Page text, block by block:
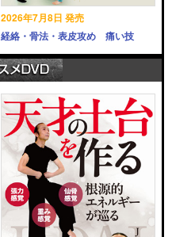
2026年7月8日 発売
経絡・骨法・表皮攻め 痛い技